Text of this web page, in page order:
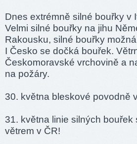
Dnes extrémně silné bouřky v
Velmi silné bouřky na jihu
Rakousku, silné bouřky
I Česko se dočká bouřek.
Českomoravské vrchovině a
na požáry.
30. května bleskové povodně
31. května linie silných bouřek
větrem v ČR!